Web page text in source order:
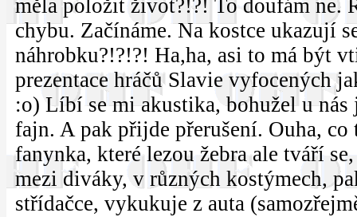
měla položit život?!?! To doufám ne.
chybu. Začínáme. Na kostce ukazují
náhrobku?!?!?! Ha,ha, asi to má být
prezentace hráčů Slavie vyfocených
:o) Líbí se mi akustika, bohužel u
fajn. A pak přijde přerušení. Ouha, co
fanynka, které lezou žebra ale tváří
mezi diváky, v různých kostýmech,
střídačce, vykukuje z auta